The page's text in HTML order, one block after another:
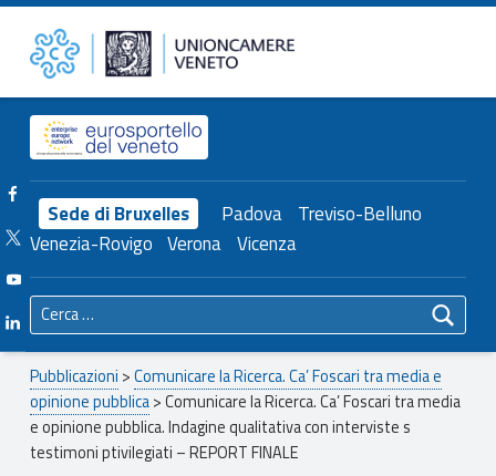
Comunicare la Ricerca. Ca’ Foscari tra media e opinione pubblica. Indagine qualitativa con interviste s testimoni ptivilegiati – REPORT FINALE – Unioncamere del Veneto
Unioncamere del Veneto
Header info sidebar
Sede di Bruxelles Padova Treviso-Belluno
Venezia-Rovigo Verona Vicenza
Facebook Unioncamere Veneto
Twitter Unioncamere Veneto
Youtube Unioncamere Veneto
Linkedin Unioncamere Veneto
Ricerca per:
Breadcrumbs navigation
Pubblicazioni >Comunicare la Ricerca. Ca’ Foscari tra media e
opinione pubblica>Comunicare la Ricerca. Ca’ Foscari tra media
e opinione pubblica. Indagine qualitativa con interviste s
testimoni ptivilegiati – REPORT FINALE